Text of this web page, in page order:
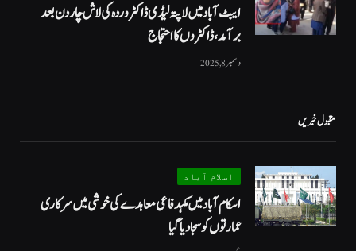
ایبٹ آباد میں لاپتہ لیڈی ڈاکٹر وردہ کی لاش چار دن بعد
برآمد، ڈاکٹروں کا احتجاج
دسمبر 8, 2025
مقبول خبریں
اسلام آباد
اسکام آباد میں مکہدفاعی معاہدے کی خوشی میں سرکاری
عمارتوں کو سجا دیا گیا